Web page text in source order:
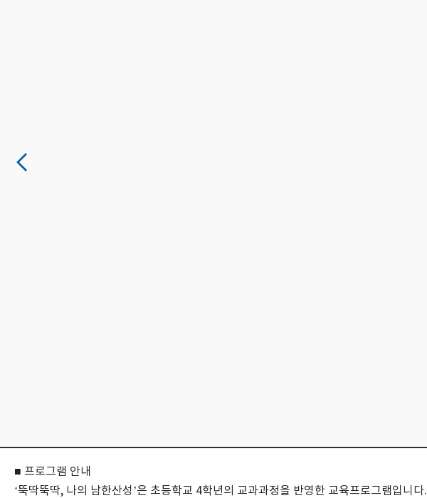
■ 프로그램 안내
‘뚝딱뚝딱, 나의 남한산성’은 초등학교 4학년의 교과과정을 반영한 교육프로그램입니다.